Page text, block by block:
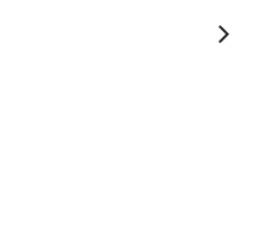
地付近には、那珂工